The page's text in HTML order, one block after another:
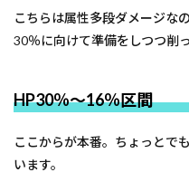
こちらは属性多段ダメージな
30％に向けて準備をしつつ削っ
HP30％～16％区間
ここからが本番。ちょっとで
います。